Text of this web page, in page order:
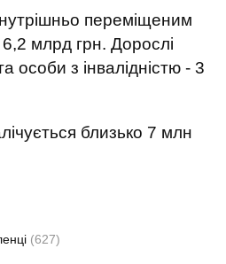
переміщеним
млрд грн. Дорослі
особи з інвалідністю - 3
близько 7 млн
(627)